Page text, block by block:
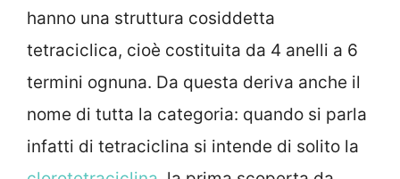
hanno una struttura cosiddetta
tetraciclica, cioè costituita da 4 anelli a 6
termini ognuna. Da questa deriva anche il
nome di tutta la categoria: quando si parla
infatti di tetraciclina si intende di solito la